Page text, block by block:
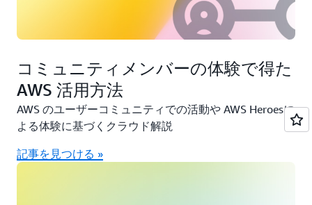
コミュニティメンバーの体験で得た
AWS 活用方法
AWS のユーザーコミュニティでの活動や AWS Heroesに
よる体験に基づくクラウド解説
記事を見つける »